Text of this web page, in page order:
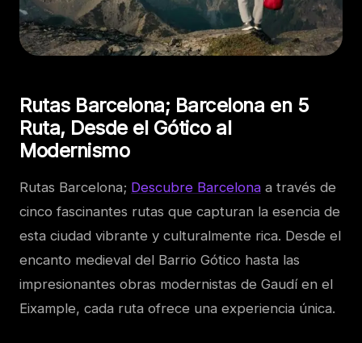
Rutas Barcelona; Barcelona en 5
Ruta, Desde el Gótico al
Modernismo
Rutas Barcelona; Descubre Barcelona a través de
cinco fascinantes rutas que capturan la esencia de
esta ciudad vibrante y culturalmente rica. Desde el
encanto medieval del Barrio Gótico hasta las
impresionantes obras modernistas de Gaudí en el
Eixample, cada ruta ofrece una experiencia única.